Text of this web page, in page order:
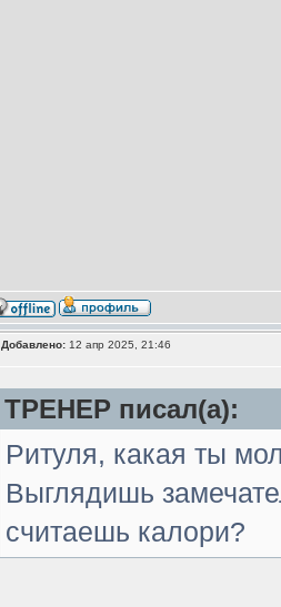
Добавлено:12 апр 2025, 21:46
ТРЕНЕР писал(а):
Ритуля, какая ты
Выглядишь
считаешь калори?